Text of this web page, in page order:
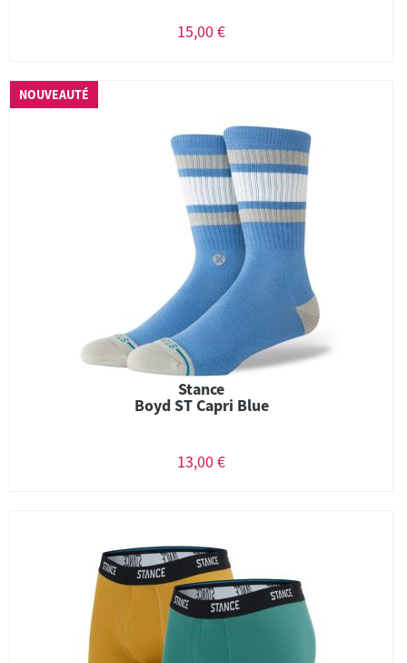
15,00 €
NOUVEAUTÉ
Stance
Boyd ST Capri Blue
13,00 €